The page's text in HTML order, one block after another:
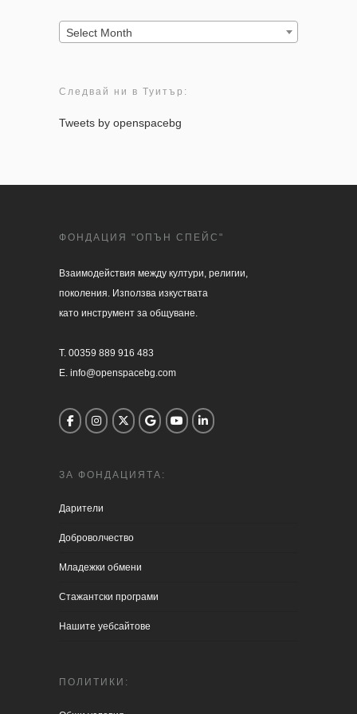
Архив:
Select Month
Следвай ни в Туитър:
Tweets by openspacebg
ФОНДАЦИЯ "ОПЪН СПЕЙС"
Взаимодействия между култури, религии,
поколения. Използва изкуствата
като инструмент за общуване.
T. 00359 889 916 483
E. info@openspacebg.com
ЗА ФОНДАЦИЯТА:
Дарители
Доброволчество
Младежки обмени
Стажантски програми
Нашите уебсайтове
ПОЛИТИКИ: